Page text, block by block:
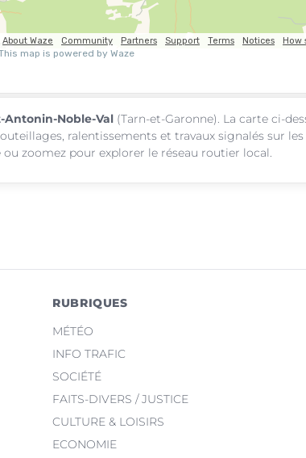
Noble-Val (Tarn-et-Garonne). La carte ci-
ralentissements et travaux signalés sur
zoomez pour explorer le réseau routier local.
RUBRIQUES
MÉTÉO
INFO TRAFIC
SOCIÉTÉ
FAITS-DIVERS / JUSTICE
CULTURE & LOISIRS
ECONOMIE